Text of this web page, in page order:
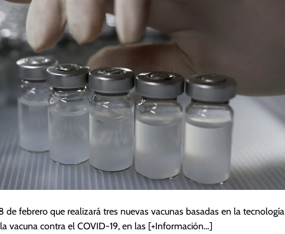
de febrero que realizará tres nuevas vacunas basadas en la tecnología
vacuna contra el COVID-19, en las [+Información…]